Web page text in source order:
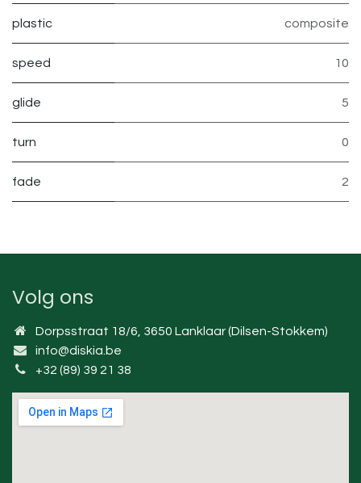
plastic composite
speed 10
glide 5
turn 0
fade 2
Volg ons
Dorpsstraat 18/6, 3650 Lanklaar (Dilsen-Stokkem)
info@diskia.be
+32 (89) 39 21 38